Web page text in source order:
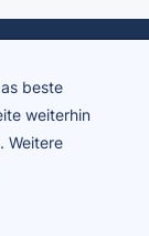
beste
weiterhin
Weitere